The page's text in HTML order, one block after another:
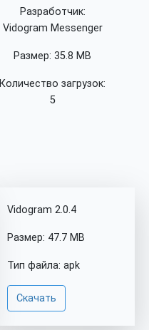
Разработчик:
Vidogram Messenger
Размер: 35.8 MB
Количество загрузок:
5
Vidogram 2.0.4
Размер: 47.7 MB
Тип файла: apk
Скачать